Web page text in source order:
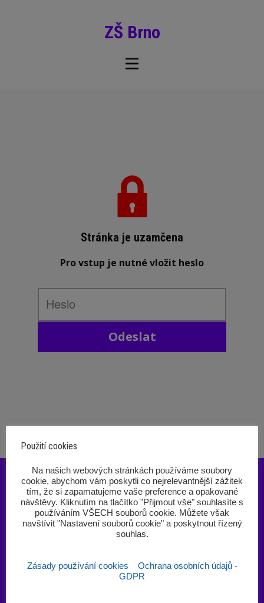
ZŠ Brno
Stránka je uzamčena
Pro vstup je nutné vložit heslo
Odeslat
Použití cookies
‎Na našich webových stránkách používáme soubory
cookie, abychom vám poskytli co nejrelevantnější zážitek
tím, že si zapamatujeme vaše preference a opakované
návštěvy. Kliknutím na tlačítko "Přijmout vše" souhlasíte s
používáním VŠECH souborů cookie. Můžete však
navštívit "Nastavení souborů cookie" a poskytnout řízený
souhlas.‎
Zásady používání cookies
Ochrana osobních údajů -
GDPR